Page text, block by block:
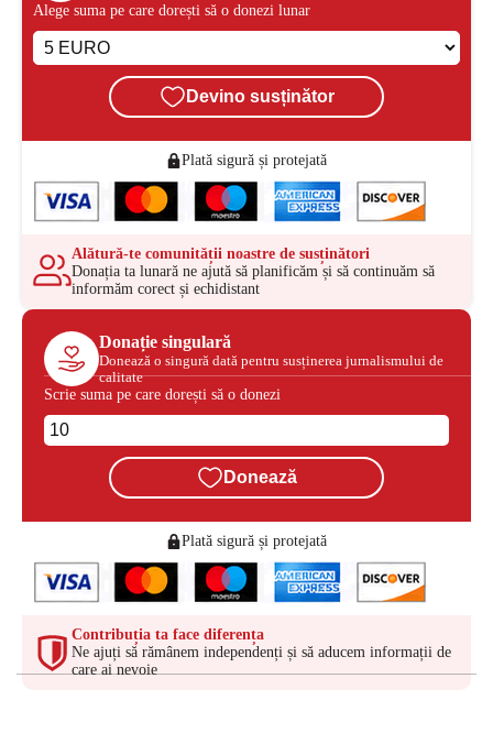
Alege suma pe care dorești să o donezi lunar
Devino susținător
Plată sigură și protejată
Alătură-te comunității noastre de susținători
Donația ta lunară ne ajută să planificăm și să continuăm să
informăm corect și echidistant
Donație singulară
Donează o singură dată pentru susținerea jurnalismului de
calitate
Scrie suma pe care dorești să o donezi
Donează
Plată sigură și protejată
Contribuția ta face diferența
Ne ajuți să rămânem independenți și să aducem informații de
care ai nevoie